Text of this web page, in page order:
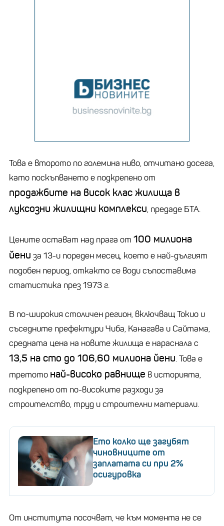
Това е второто по големина ниво, отчитано досега,
като поскъпването е подкрепено от
продажбите на висок клас жилища в
луксозни жилищни комплекси, предаде БТА.
Цените остават над прага от 100 милиона
йени за 13-и пореден месец, което е най-дългият
подобен период, откакто се води съпоставима
статистика през 1973 г.
В по-широкия столичен регион, включващ Токио и
съседните префектури Чиба, Канагава и Сайтама,
средната цена на новите жилища е нараснала с
13,5 на сто до 106,60 милиона йени. Това е
третото най-високо равнище в историята,
подкрепено от по-високите разходи за
строителство, труд и строителни материали.
Ето колко ще загубят
чиновниците от
заплатата си при 2%
осигуровка
От института посочват, че към момента не се